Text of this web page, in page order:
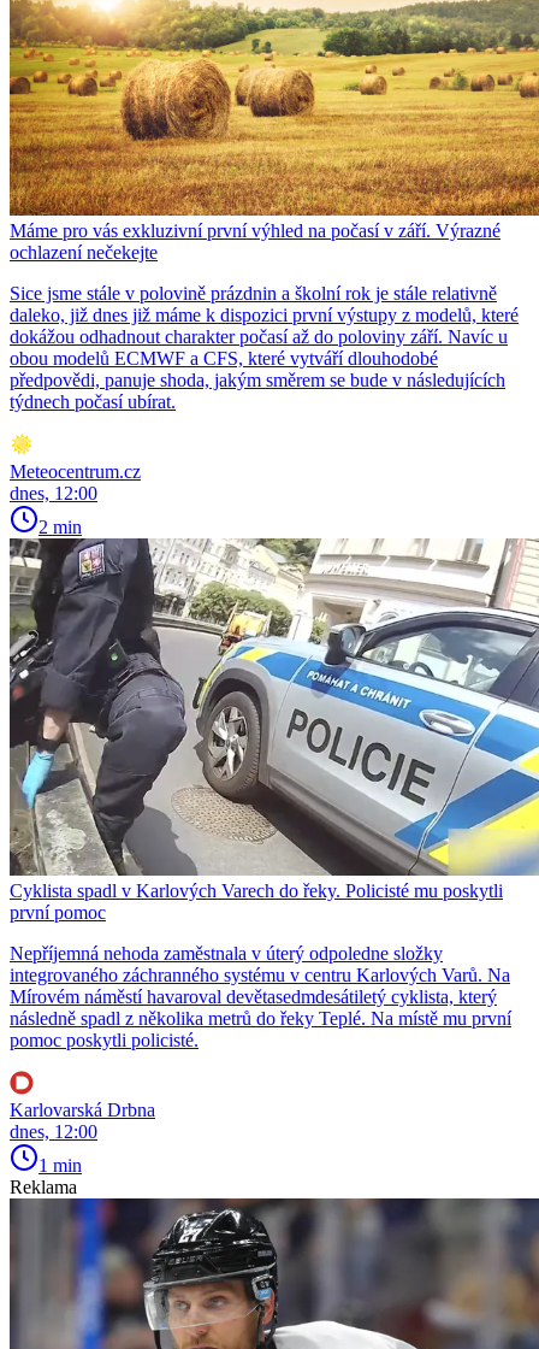
Máme pro vás exkluzivní první výhled na počasí v září. Výrazné
ochlazení nečekejte
Sice jsme stále v polovině prázdnin a školní rok je stále relativně
daleko, již dnes již máme k dispozici první výstupy z modelů, které
dokážou odhadnout charakter počasí až do poloviny září. Navíc u
obou modelů ECMWF a CFS, které vytváří dlouhodobé
předpovědi, panuje shoda, jakým směrem se bude v následujících
týdnech počasí ubírat.
Meteocentrum.cz
dnes, 12:00
2 min
Cyklista spadl v Karlových Varech do řeky. Policisté mu poskytli
první pomoc
Nepříjemná nehoda zaměstnala v úterý odpoledne složky
integrovaného záchranného systému v centru Karlových Varů. Na
Mírovém náměstí havaroval devětasedmdesátiletý cyklista, který
následně spadl z několika metrů do řeky Teplé. Na místě mu první
pomoc poskytli policisté.
Karlovarská Drbna
dnes, 12:00
1 min
Reklama